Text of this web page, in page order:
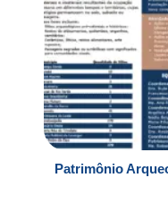
Patrimônio